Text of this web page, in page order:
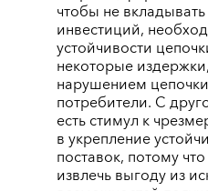
чтобы не
инвестиций,
устойчивости
некоторые
нарушением
потребители. С
есть стимул к
в укрепление
поставок, потому
извлечь выгоду из